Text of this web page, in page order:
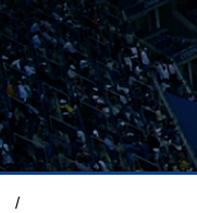
/